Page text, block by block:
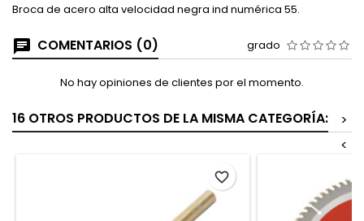
Broca de acero alta velocidad negra ind numérica 55.
COMENTARIOS (0) grado
No hay opiniones de clientes por el momento.
16 OTROS PRODUCTOS DE LA MISMA CATEGORÍA:
>
<
favorite_border